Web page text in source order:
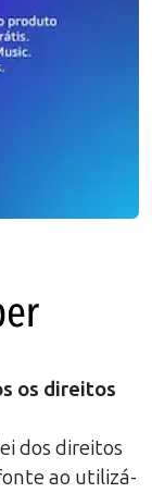
os direitos
dos direitos
ao utilizá-